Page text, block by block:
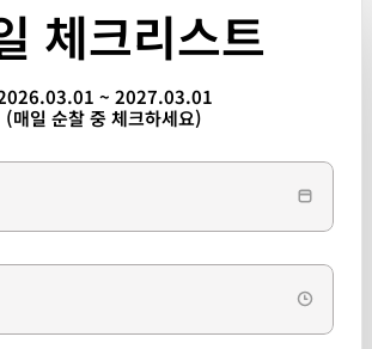
체크리스트
~ 2027.03.01
(매일 순찰 중 체크하세요)